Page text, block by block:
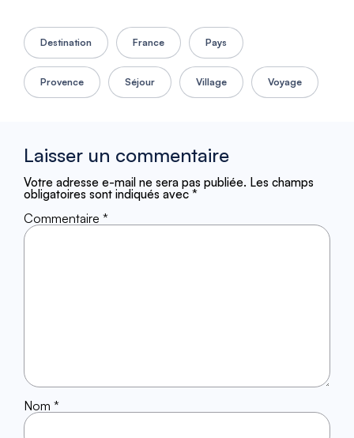
Destination France Pays
Provence Séjour Village Voyage
Laisser un commentaire
Votre adresse e-mail ne sera pas publiée. Les champs
obligatoires sont indiqués avec *
Commentaire *
Nom *